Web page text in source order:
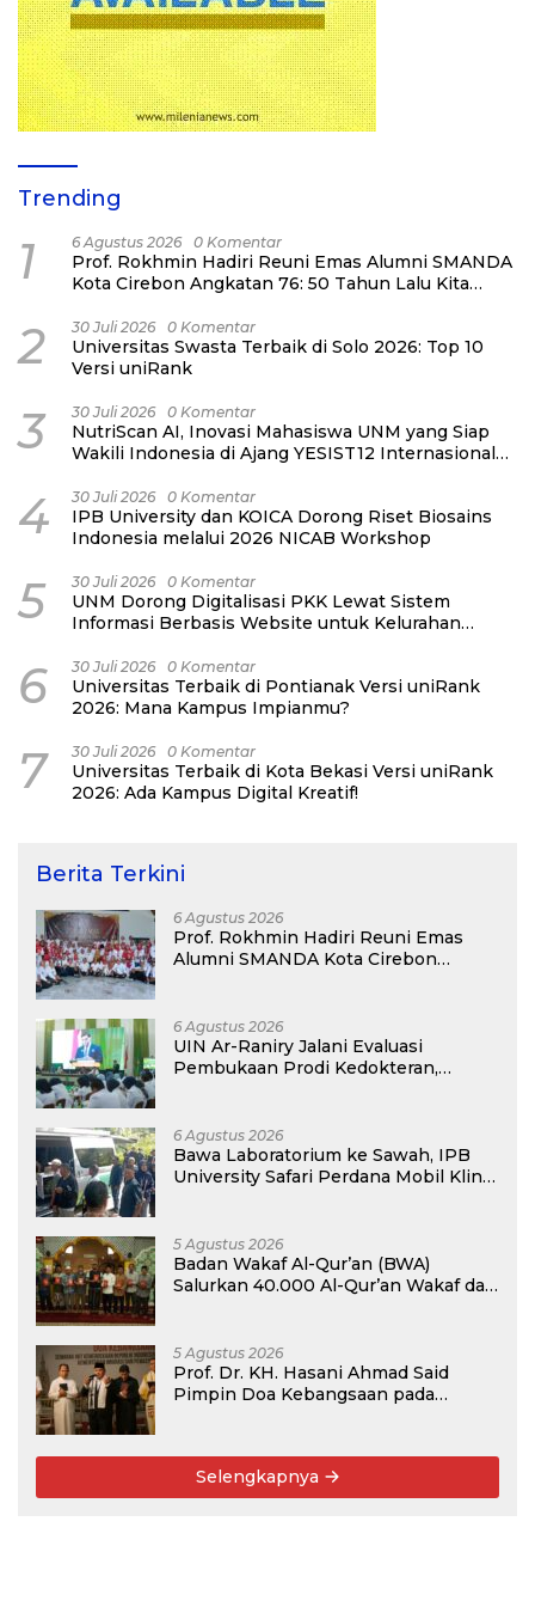
Trending
1 6 Agustus 2026 0 Komentar
Prof. Rokhmin Hadiri Reuni Emas Alumni SMANDA
Kota Cirebon Angkatan 76: 50 Tahun Lalu Kita
2 30 Juli 2026 0 Komentar
Universitas Swasta Terbaik di Solo 2026: Top 10
Versi uniRank
3 30 Juli 2026 0 Komentar
NutriScan AI, Inovasi Mahasiswa UNM yang Siap
Wakili Indonesia di Ajang YESIST12 Internasional
4 30 Juli 2026 0 Komentar
IPB University dan KOICA Dorong Riset Biosains
Indonesia melalui 2026 NICAB Workshop
5 30 Juli 2026 0 Komentar
UNM Dorong Digitalisasi PKK Lewat Sistem
Informasi Berbasis Website untuk Kelurahan
6 30 Juli 2026 0 Komentar
Universitas Terbaik di Pontianak Versi uniRank
2026: Mana Kampus Impianmu?
7 30 Juli 2026 0 Komentar
Universitas Terbaik di Kota Bekasi Versi uniRank
2026: Ada Kampus Digital Kreatif!
Berita Terkini
6 Agustus 2026
Prof. Rokhmin Hadiri Reuni Emas
Alumni SMANDA Kota Cirebon
6 Agustus 2026
UIN Ar-Raniry Jalani Evaluasi
Pembukaan Prodi Kedokteran,
6 Agustus 2026
Bawa Laboratorium ke Sawah, IPB
University Safari Perdana Mobil Klinik
5 Agustus 2026
Badan Wakaf Al-Qur’an (BWA)
Salurkan 40.000 Al-Qur’an Wakaf dan
5 Agustus 2026
Prof. Dr. KH. Hasani Ahmad Said
Pimpin Doa Kebangsaan pada
Pemasyarakatan RI
Selengkapnya